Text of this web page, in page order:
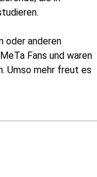
oder anderen
Fans und waren
Umso mehr freut es